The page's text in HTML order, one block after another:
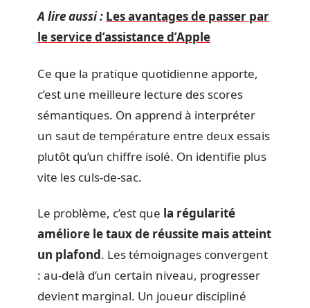
A lire aussi : Les avantages de passer par
le service d’assistance d’Apple
Ce que la pratique quotidienne apporte,
c’est une meilleure lecture des scores
sémantiques. On apprend à interpréter
un saut de température entre deux essais
plutôt qu’un chiffre isolé. On identifie plus
vite les culs-de-sac.
Le problème, c’est que la régularité
améliore le taux de réussite mais atteint
un plafond. Les témoignages convergent
: au-delà d’un certain niveau, progresser
devient marginal. Un joueur discipliné